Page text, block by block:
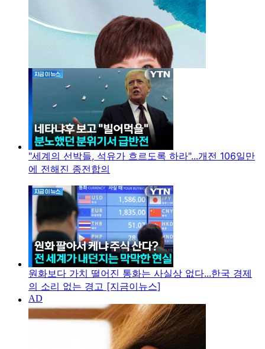
"세계의 선박들, 석유가 흐르도록 하라"...개전 106일만
에 전해진 종전합의
원화보다 가치 떨어진 통화는 사실상 없다...한국 경제
의 소리 없는 경고 [지금이뉴스]